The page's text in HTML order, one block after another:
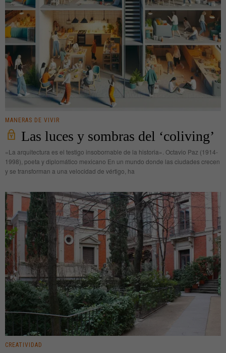
MANERAS DE VIVIR
Las luces y sombras del ‘coliving’
«La arquitectura es el testigo insobornable de la historia». Octavio Paz (1914-
1998), poeta y diplomático mexicano En un mundo donde las ciudades crecen
y se transforman a una velocidad de vértigo, ha
CREATIVIDAD